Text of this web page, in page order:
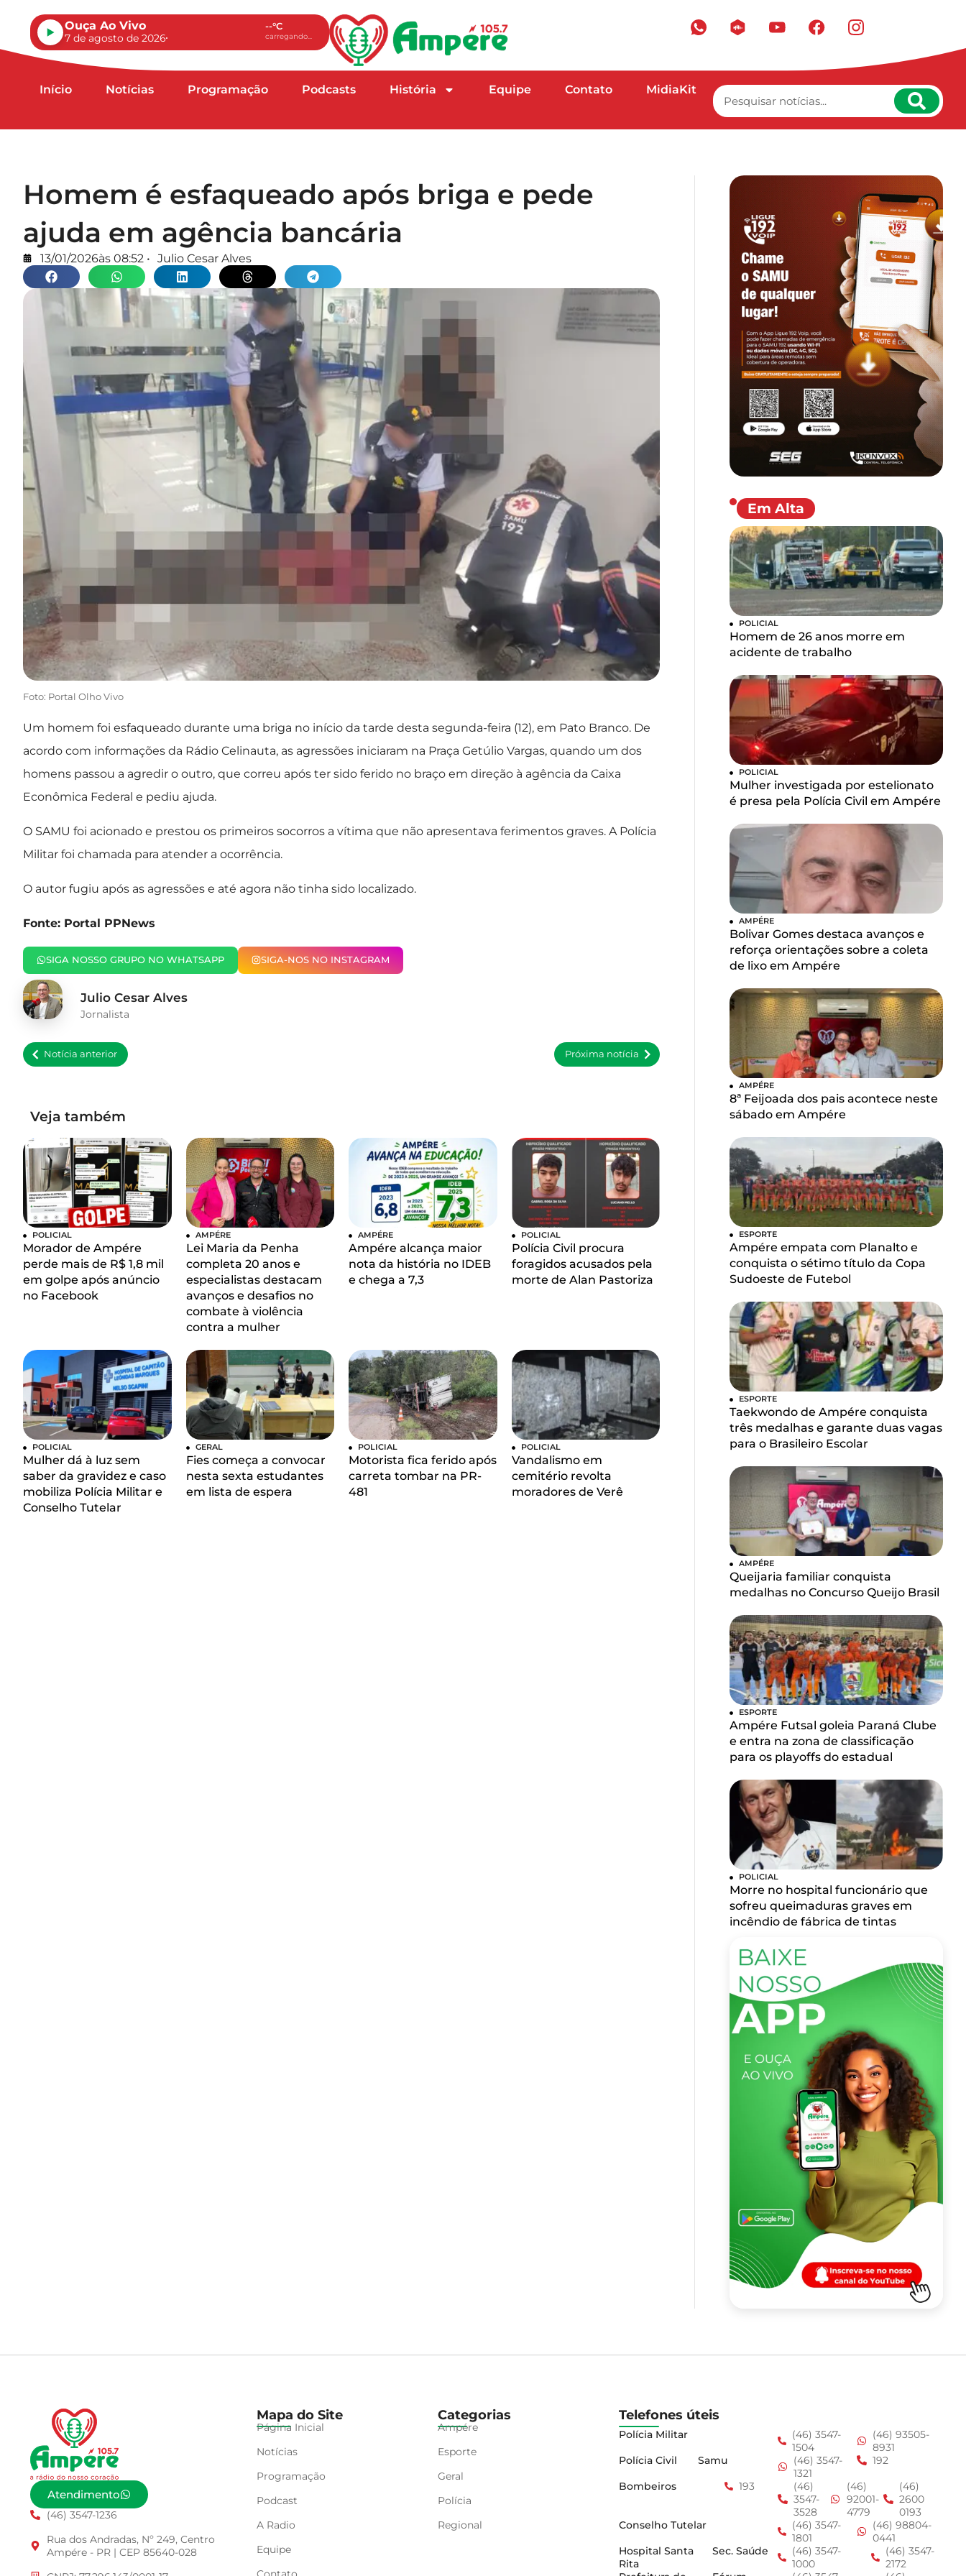
Ouça Ao Vivo
7 de agosto de 2026
--°C
carregando...
Início Notícias Programação Podcasts História Equipe Contato MidiaKit
Homem é esfaqueado após briga e pede
ajuda em agência bancária
13/01/2026às 08:52 • Julio Cesar Alves
Foto: Portal Olho Vivo
Um homem foi esfaqueado durante uma briga no início da tarde desta segunda-feira (12), em Pato Branco. De
acordo com informações da Rádio Celinauta, as agressões iniciaram na Praça Getúlio Vargas, quando um dos
homens passou a agredir o outro, que correu após ter sido ferido no braço em direção à agência da Caixa
Econômica Federal e pediu ajuda.
O SAMU foi acionado e prestou os primeiros socorros a vítima que não apresentava ferimentos graves. A Polícia
Militar foi chamada para atender a ocorrência.
O autor fugiu após as agressões e até agora não tinha sido localizado.
Fonte: Portal PPNews
SIGA NOSSO GRUPO NO WHATSAPP SIGA-NOS NO INSTAGRAM
Julio Cesar Alves
Jornalista
Notícia anterior Próxima notícia
Veja também
POLICIAL
Morador de Ampére
perde mais de R$ 1,8 mil
em golpe após anúncio
no Facebook
AMPÉRE
Lei Maria da Penha
completa 20 anos e
especialistas destacam
avanços e desafios no
combate à violência
contra a mulher
AMPÉRE
Ampére alcança maior
nota da história no IDEB
e chega a 7,3
POLICIAL
Polícia Civil procura
foragidos acusados pela
morte de Alan Pastoriza
POLICIAL
Mulher dá à luz sem
saber da gravidez e caso
mobiliza Polícia Militar e
Conselho Tutelar
GERAL
Fies começa a convocar
nesta sexta estudantes
em lista de espera
POLICIAL
Motorista fica ferido após
carreta tombar na PR-
481
POLICIAL
Vandalismo em
cemitério revolta
moradores de Verê
Em Alta
POLICIAL
Homem de 26 anos morre em
acidente de trabalho
POLICIAL
Mulher investigada por estelionato
é presa pela Polícia Civil em Ampére
AMPÉRE
Bolivar Gomes destaca avanços e
reforça orientações sobre a coleta
de lixo em Ampére
AMPÉRE
8ª Feijoada dos pais acontece neste
sábado em Ampére
ESPORTE
Ampére empata com Planalto e
conquista o sétimo título da Copa
Sudoeste de Futebol
ESPORTE
Taekwondo de Ampére conquista
três medalhas e garante duas vagas
para o Brasileiro Escolar
AMPÉRE
Queijaria familiar conquista
medalhas no Concurso Queijo Brasil
ESPORTE
Ampére Futsal goleia Paraná Clube
e entra na zona de classificação
para os playoffs do estadual
POLICIAL
Morre no hospital funcionário que
sofreu queimaduras graves em
incêndio de fábrica de tintas
Atendimento
(46) 3547-1236
Rua dos Andradas, Nº 249, Centro
Ampére - PR | CEP 85640-028
Mapa do Site
Página Inicial
Notícias
Programação
Podcast
A Radio
Equipe
Categorias
Ampére
Esporte
Geral
Polícia
Regional
Telefones úteis
Polícia Militar
(46) 3547-
1504
(46) 93505-
8931
Polícia Civil
Samu
(46) 3547-
1321
192
Bombeiros
193
(46)
3547-
3528
(46)
92001-
4779
(46)
2600
0193
Conselho Tutelar
(46) 3547-
1801
(46) 98804-
0441
Hospital Santa
Rita
Sec. Saúde
(46) 3547-
1000
(46) 3547-
2172